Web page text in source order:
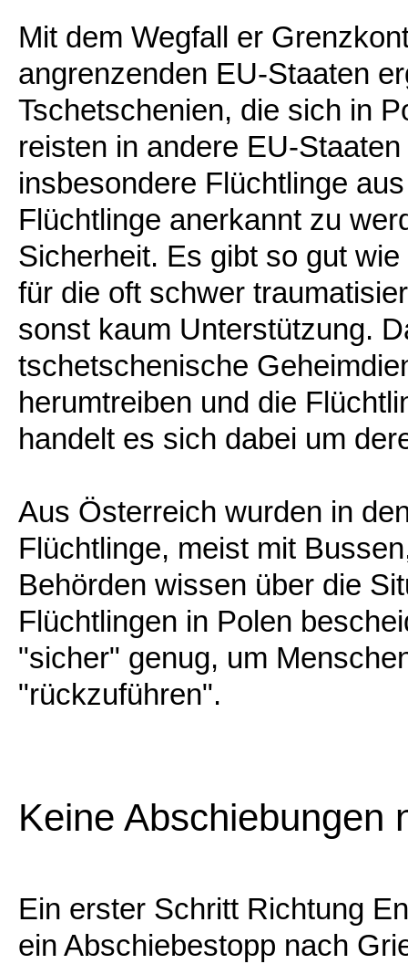
Mit dem Wegfall er
angrenzenden EU-Staaten
Tschetschenien, die sich in
reisten in andere EU-
insbesondere Flüchtlinge
Flüchtlinge anerkannt zu
Sicherheit. Es gibt so gut
für die oft schwer
sonst kaum Unterstützung.
tschetschenische
herumtreiben und die
handelt es sich dabei um
Aus Österreich wurden in
Flüchtlinge, meist mit
Behörden wissen über die
Flüchtlingen in Polen
"sicher" genug, um
"rückzuführen".
Keine Abschiebungen
Ein erster Schritt Richtung
ein Abschiebestopp nach